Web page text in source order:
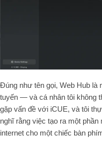
Đúng như tên gọi, Web Hub là
tuyến — và cá nhân tôi không
gặp vấn đề với iCUE, và tôi
nghĩ rằng việc tạo ra một
internet cho một chiếc bàn